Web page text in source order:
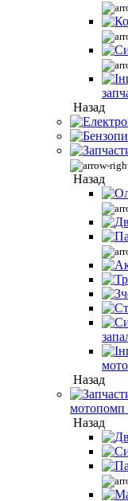
Назад
Назад
Назад
мотопомп
Назад